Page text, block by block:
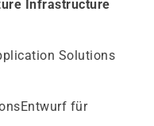
Infrastructure
Solutions
für